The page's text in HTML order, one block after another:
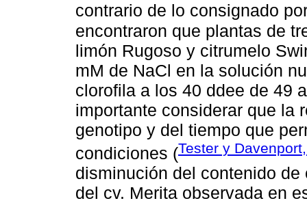
contrario de lo consignado
encontraron que plantas de
limón Rugoso y citrumelo
mM de NaCl en la solución
clorofila a los 40 ddee de 49
importante considerar que la
genotipo y del tiempo que
condiciones (Tester y
disminución del contenido
del cv. Merita observada en